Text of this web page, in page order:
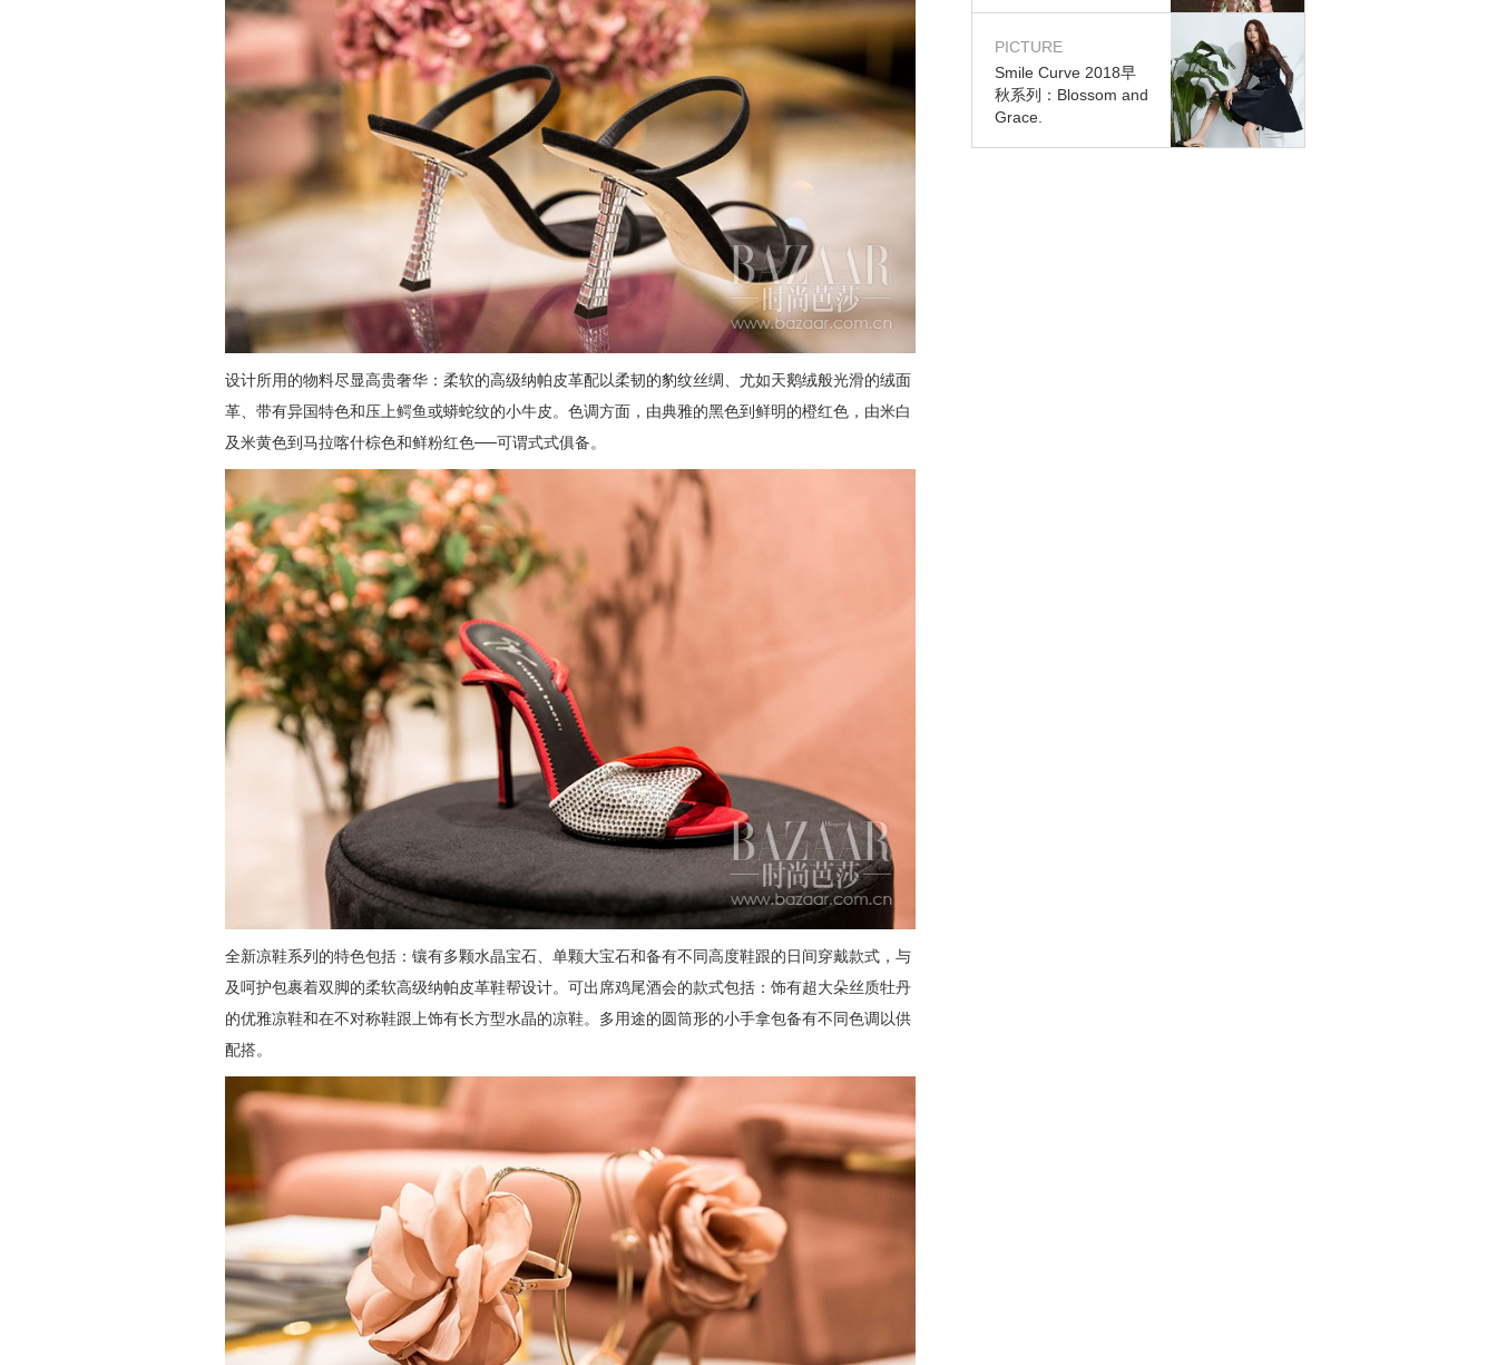
设计所用的物料尽显高贵奢华：柔软的高级纳帕皮革配以柔韧的豹纹丝绸、尤如天鹅绒般光滑的绒面
革、带有异国特色和压上鳄鱼或蟒蛇纹的小牛皮。色调方面，由典雅的黑色到鲜明的橙红色，由米白
及米黄色到马拉喀什棕色和鲜粉红色──可谓式式俱备。
全新凉鞋系列的特色包括：镶有多颗水晶宝石、单颗大宝石和备有不同高度鞋跟的日间穿戴款式，与
及呵护包裹着双脚的柔软高级纳帕皮革鞋帮设计。可出席鸡尾酒会的款式包括：饰有超大朵丝质牡丹
的优雅凉鞋和在不对称鞋跟上饰有长方型水晶的凉鞋。多用途的圆筒形的小手拿包备有不同色调以供
配搭。
PICTURE
Smile Curve 2018早
秋系列：Blossom and
Grace.